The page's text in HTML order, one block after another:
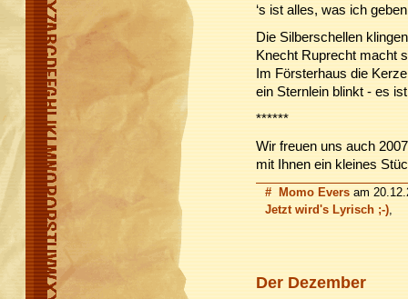
‘s ist alles, was ich
Die Silberschellen
Knecht Ruprecht macht
Im Försterhaus die
ein Sternlein blinkt - es
******
Wir freuen uns auch
mit Ihnen ein kleines
# Momo Evers am
Jetzt wird's Lyrisch ;-),
Der Dezember